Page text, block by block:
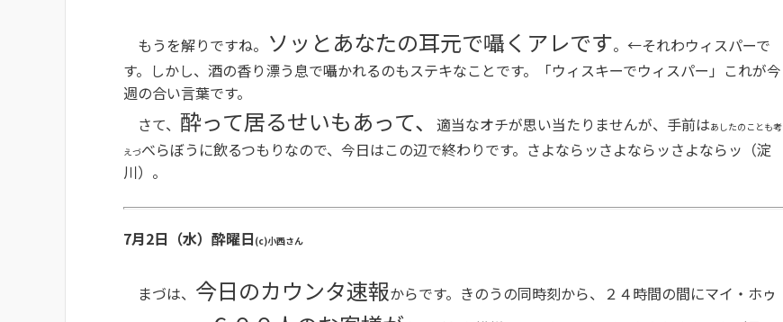
もうを解りですね。 ソッとあなたの耳元で囁くアレです。←それわウィスパーで
す。しかし、酒の香り漂う息で囁かれるのもステキなことです。「ウィスキーでウィスパー」これが今
週の合い言葉です。
さて、 酔って居るせいもあって、 適当なオチが思い当たりませんが、手前はあしたのことも考
えづべらぼうに飲るつもりなので、今日はこの辺で終わりです。さよならッさよならッさよならッ（淀
川）。
7月2日（水）酔曜日 (c)小西さん
まづは、 今日のカウンタ速報からです。きのうの同時刻から、２４時間の間にマイ・ホゥ